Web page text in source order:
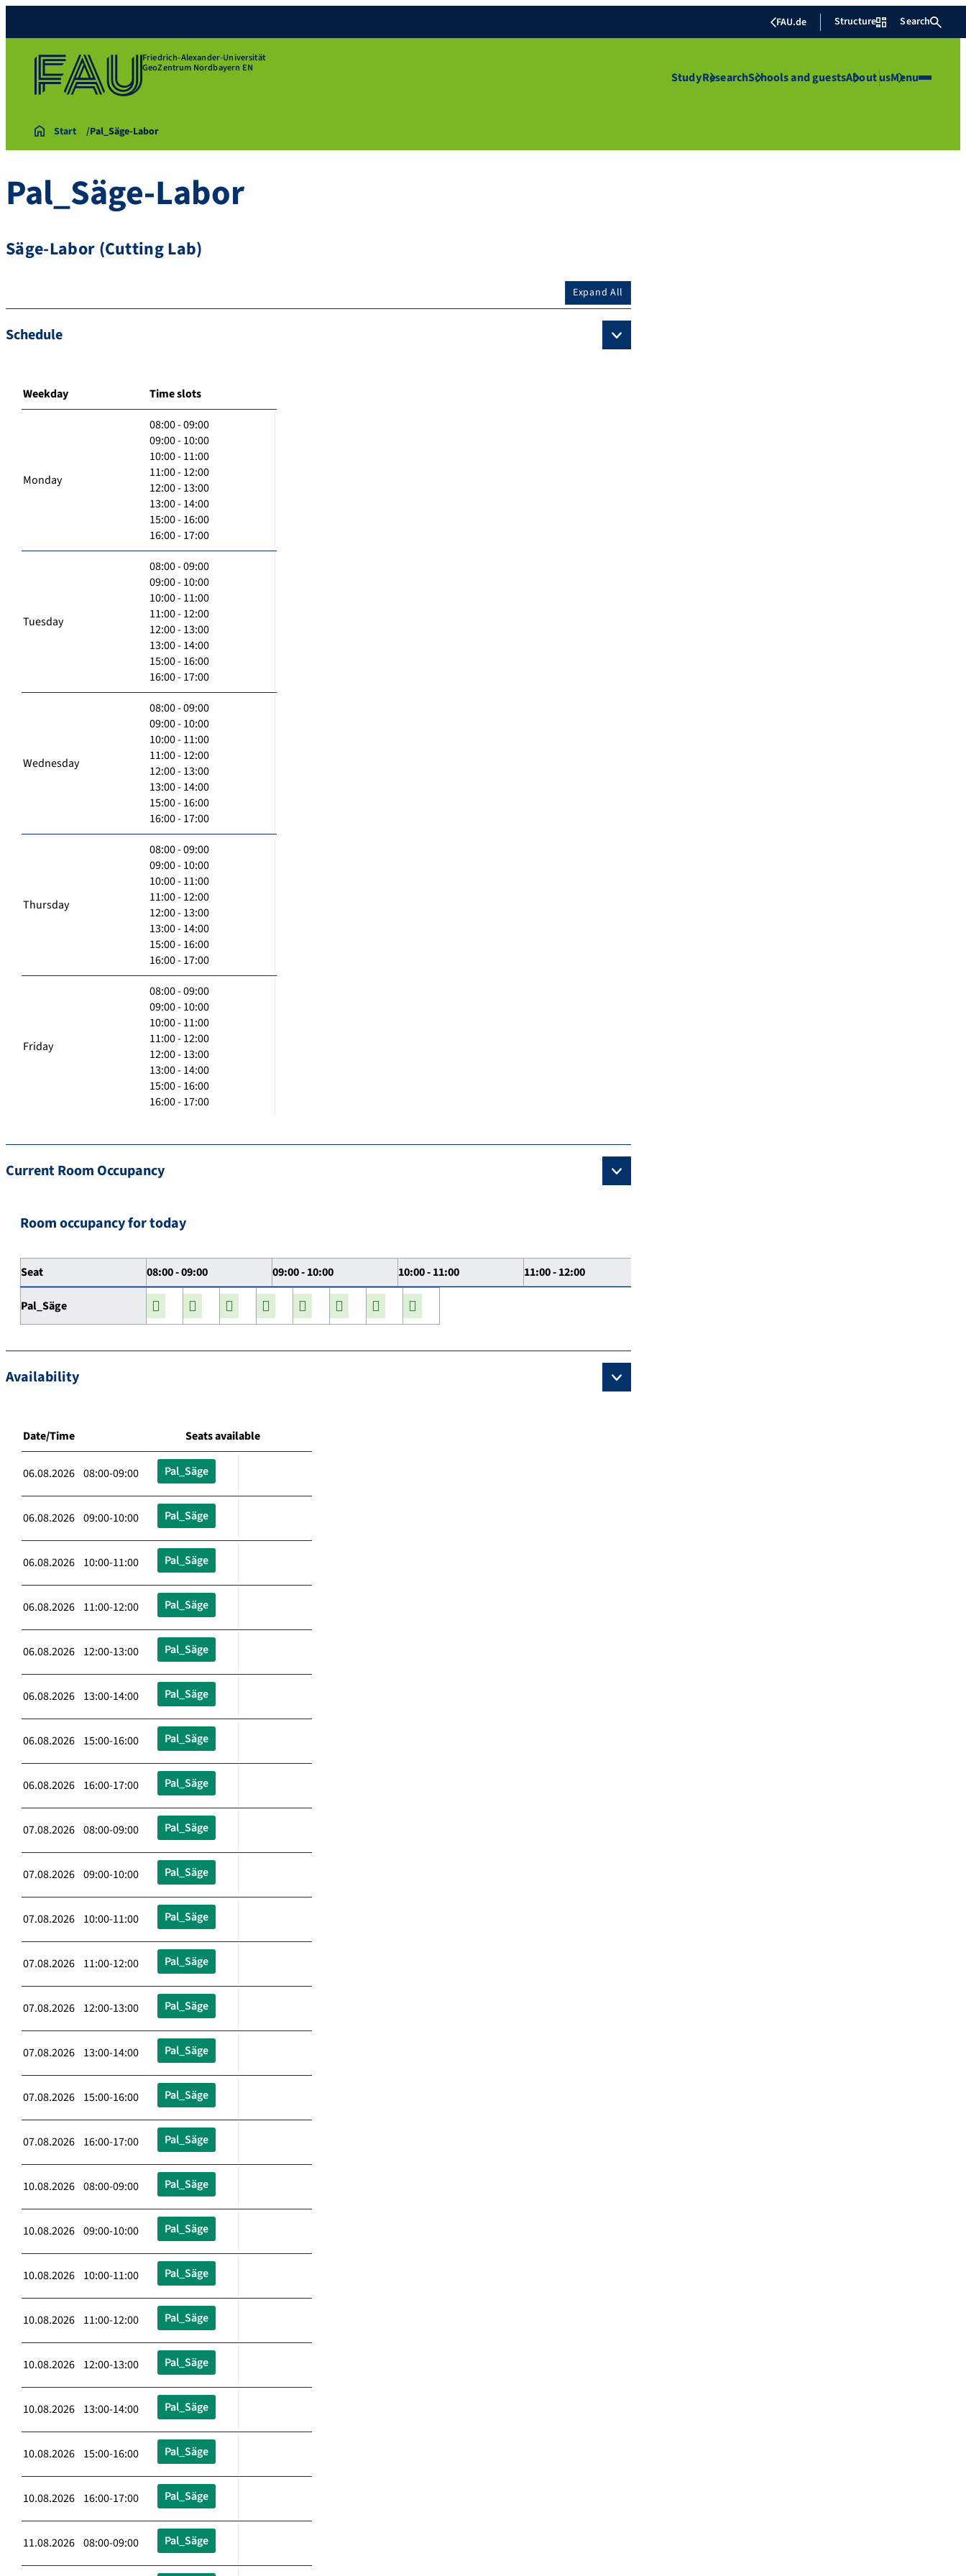
FAU.de Structure Search
Friedrich-Alexander-Universität
GeoZentrum Nordbayern EN
StudyResearchSchools and guestsAbout usMenu
Start Pal_Säge-Labor
Pal_Säge-Labor
Säge-Labor (Cutting Lab)
Expand All
Schedule
Weekday Time slots
Monday
08:00 - 09:00
09:00 - 10:00
10:00 - 11:00
11:00 - 12:00
12:00 - 13:00
13:00 - 14:00
15:00 - 16:00
16:00 - 17:00
Tuesday
08:00 - 09:00
09:00 - 10:00
10:00 - 11:00
11:00 - 12:00
12:00 - 13:00
13:00 - 14:00
15:00 - 16:00
16:00 - 17:00
Wednesday
08:00 - 09:00
09:00 - 10:00
10:00 - 11:00
11:00 - 12:00
12:00 - 13:00
13:00 - 14:00
15:00 - 16:00
16:00 - 17:00
Thursday
08:00 - 09:00
09:00 - 10:00
10:00 - 11:00
11:00 - 12:00
12:00 - 13:00
13:00 - 14:00
15:00 - 16:00
16:00 - 17:00
Friday
08:00 - 09:00
09:00 - 10:00
10:00 - 11:00
11:00 - 12:00
12:00 - 13:00
13:00 - 14:00
15:00 - 16:00
16:00 - 17:00
Current Room Occupancy
Room occupancy for today
Seat 08:00 - 09:00 09:00 - 10:00 10:00 - 11:00 11:00 - 12:00
Pal_Säge
Availability
Date/Time Seats available
06.08.2026 08:00-09:00 Pal_Säge
06.08.2026 09:00-10:00 Pal_Säge
06.08.2026 10:00-11:00 Pal_Säge
06.08.2026 11:00-12:00 Pal_Säge
06.08.2026 12:00-13:00 Pal_Säge
06.08.2026 13:00-14:00 Pal_Säge
06.08.2026 15:00-16:00 Pal_Säge
06.08.2026 16:00-17:00 Pal_Säge
07.08.2026 08:00-09:00 Pal_Säge
07.08.2026 09:00-10:00 Pal_Säge
07.08.2026 10:00-11:00 Pal_Säge
07.08.2026 11:00-12:00 Pal_Säge
07.08.2026 12:00-13:00 Pal_Säge
07.08.2026 13:00-14:00 Pal_Säge
07.08.2026 15:00-16:00 Pal_Säge
07.08.2026 16:00-17:00 Pal_Säge
10.08.2026 08:00-09:00 Pal_Säge
10.08.2026 09:00-10:00 Pal_Säge
10.08.2026 10:00-11:00 Pal_Säge
10.08.2026 11:00-12:00 Pal_Säge
10.08.2026 12:00-13:00 Pal_Säge
10.08.2026 13:00-14:00 Pal_Säge
10.08.2026 15:00-16:00 Pal_Säge
10.08.2026 16:00-17:00 Pal_Säge
11.08.2026 08:00-09:00 Pal_Säge